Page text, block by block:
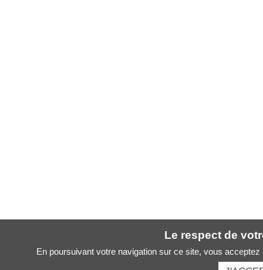
Le respect de
En poursuivant votre navigation sur ce site, vous